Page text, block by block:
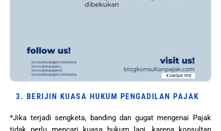
3. BERIJIN KUASA HUKUM PENGADILAN PAJAK
*Jika terjadi sengketa, banding dan gugat mengenai Pajak